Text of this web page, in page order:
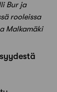
Bur ja
rooleissa
Malkamäki